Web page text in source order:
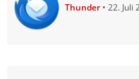
Thunder 22. Juli